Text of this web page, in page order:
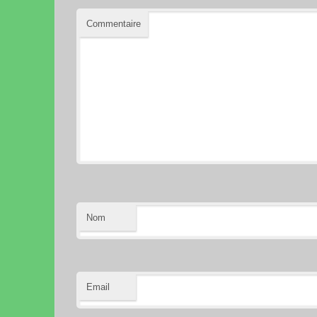
Commentaire
Nom
Email